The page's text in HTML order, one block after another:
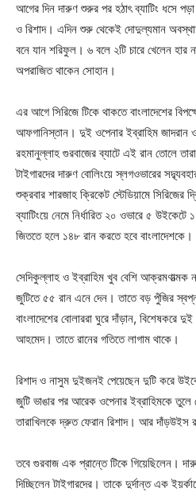
আগের দিন দারুণ শুরুর পর হঠাৎ ব্যাটিং ধসে
ও রিশাদ। এদিন শুরু থেকেই দোদুল্যমান
বনে যান শরিফুল। ৬ বলে ২টি চারে খেলেন হার
অপরাজিত থাকেন সোহান।
এর আগে সিরিজে টিকে থাকতে বাংলাদেশের
আফগানিস্তান। দুই ওপেনার ইব্রাহিম জাদরান
রহমানুল্লাহ গুরবাজের ব্যাটে এই রান তোলে
টাইগারদের দারুণ বোলিংয়ে স্লগওভারের
শুক্রবার শারজাহ ক্রিকেট স্টেডিয়ামে সিরিজের
ব্যাটিংয়ে নেমে নির্ধারিত ২০ ওভারে ৫
জিততে হলে ১৪৮ রান করতে হবে বাংলাদেশকে।
সেদিকুল্লাহ ও ইব্রাহিম খুব বেশি আক্রমণাত্মক
জুটিতে ৫৫ রান এনে দেন। তাতে বড় পুঁজির
বাংলাদেশের বোলাররা ঘুরে দাঁড়ান, বিশেষকরে
আহমেদ। তাতে রানের গতিতে লাগাম থাকে।
রিশাদ ও নাসুম দুইজনই পেয়েছেন দুটি করে
জুটি ভাঙার পর আরেক ওপেনার ইব্রাহিমকে
তারাখিলকে দ্রুত ফেরান রিশাদ। আর দাঁড়উইস
তবে গুরবাজ এক প্রান্তে টিকে গিয়েছিলেন।
দিচ্ছিলেন টাইগারদের। তাকে দুর্দান্ত এক